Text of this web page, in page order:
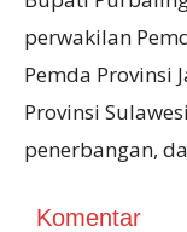
perwakilan
Pemda Provinsi
Provinsi
penerbangan,
Komentar